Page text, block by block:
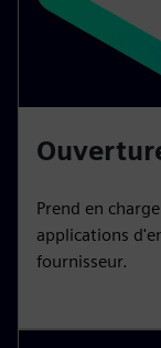
Prend en
applications
fournisseur.